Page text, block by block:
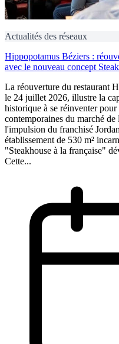
Actualités des réseaux
Hippopotamus Béziers :
avec le nouveau concept
La réouverture du restaurant
le 24 juillet 2026, illustre la
historique à se réinventer
contemporaines du marché de
l'impulsion du franchisé
établissement de 530 m²
"Steakhouse à la française"
Cette...